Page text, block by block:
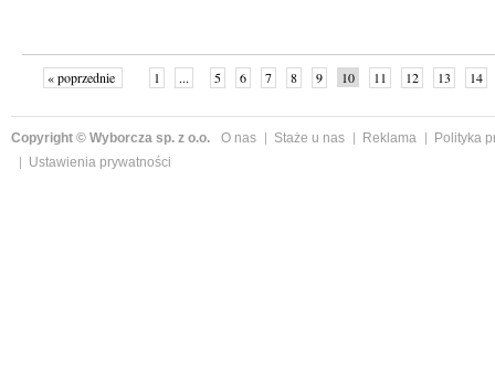
« poprzednie 1 ... 5 6 7 8 9 10 11 12 13 14
Copyright © Wyborcza sp. z o.o. O nas Staże u nas Reklama
Polityka
Ustawienia prywatności